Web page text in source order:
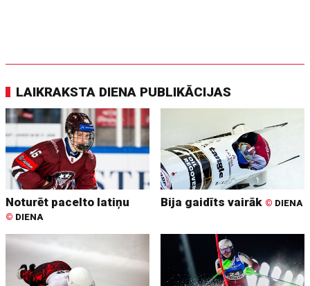
LAIKRAKSTA DIENA PUBLIKĀCIJAS
Noturēt pacelto latiņu
© DIENA
Bija gaidīts vairāk © DIENA